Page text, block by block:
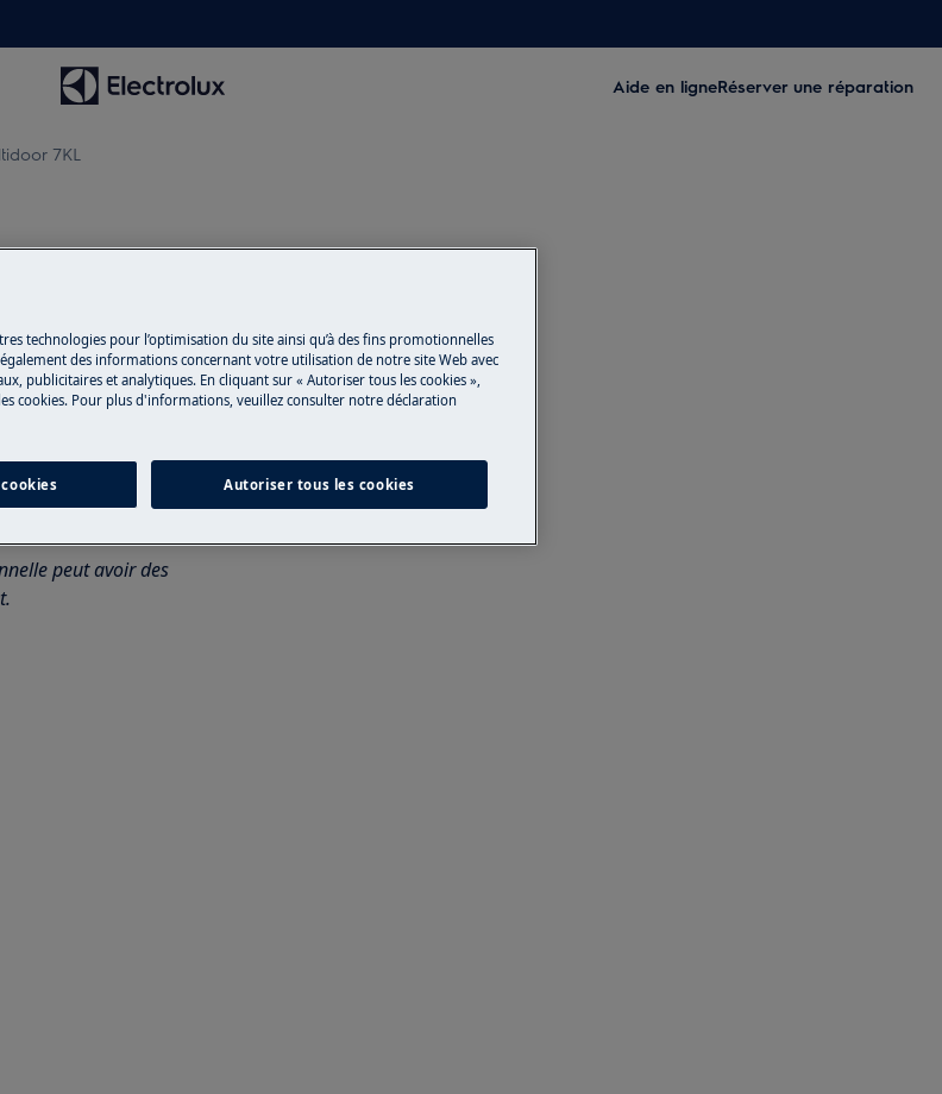
Aide en ligneRéserver une réparation
7KL
la fiche secteur
appareils lourds, il
peut avoir des
technologies pour l’optimisation du site ainsi qu’à des fins promotionnelles
des informations concernant votre utilisation de notre site Web avec
publicitaires et analytiques. En cliquant sur « Autoriser tous les cookies »,
cookies. Pour plus d'informations, veuillez consulter notre déclaration
Autoriser tous les cookies